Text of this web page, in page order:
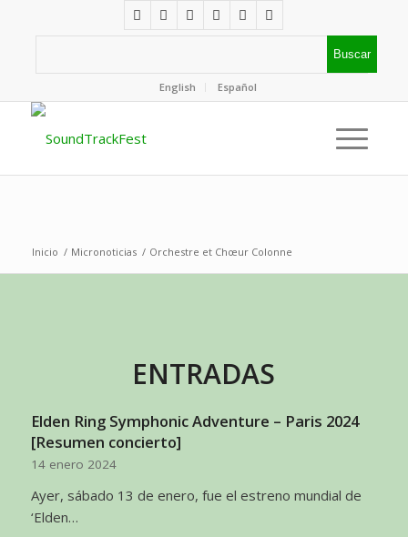
English Español
Inicio / Micronoticias / Orchestre et Chœur Colonne
ENTRADAS
Elden Ring Symphonic Adventure – Paris 2024
[Resumen concierto]
14 enero 2024
Ayer, sábado 13 de enero, fue el estreno mundial de
‘Elden…